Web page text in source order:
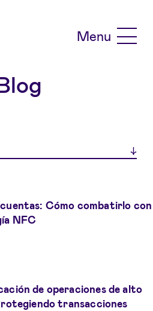
Menu
cuentas: Cómo combatirlo con
NFC
de operaciones de alto
transacciones